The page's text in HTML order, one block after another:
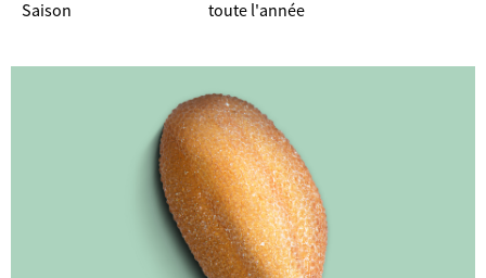
Saison toute l'année